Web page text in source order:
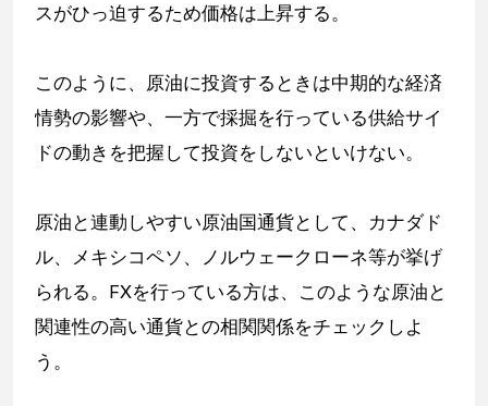
スがひっ迫するため価格は上昇する。
このように、原油に投資するときは中期的な経済
情勢の影響や、一方で採掘を行っている供給サイ
ドの動きを把握して投資をしないといけない。
原油と連動しやすい原油国通貨として、カナダド
ル、メキシコペソ、ノルウェークローネ等が挙げ
られる。FXを行っている方は、このような原油と
関連性の高い通貨との相関関係をチェックしよ
う。